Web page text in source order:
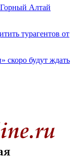
Горный Алтай
турагентов от
скоро будут ждать